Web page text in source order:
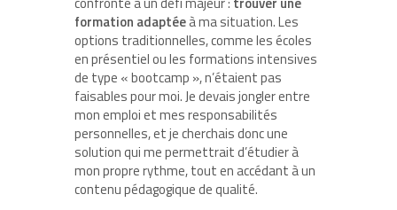
formation adaptéeà ma situation. Les
options traditionnelles, comme les écoles
en présentiel ou les formations intensives
de type « bootcamp », n’étaient pas
faisables pour moi. Je devais jongler entre
mon emploi et mes responsabilités
personnelles, et je cherchais donc une
solution qui me permettrait d’étudier à
mon propre rythme, tout en accédant à un
contenu pédagogique de qualité.